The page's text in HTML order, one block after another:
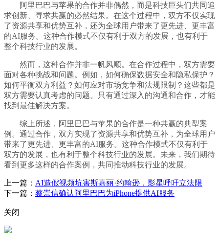
阿里巴巴与苹果的合作并非偶然，而是科技巨头们共同追
求创新、寻求共赢的必然结果。在这个过程中，双方不仅实现
了资源共享和优势互补，还为全球用户带来了更先进、更丰富
的AI服务。这种合作模式不仅有利于双方的发展，也有利于
整个科技行业的发展。
然而，这种合作并非一帆风顺。在合作过程中，双方需要
面对各种挑战和问题。例如，如何确保数据安全和隐私保护？
如何平衡双方利益？如何应对市场竞争和法规限制？这些都是
双方需要认真考虑的问题。只有通过深入的沟通和合作，才能
找到最佳解决方案。
综上所述，阿里巴巴与苹果的合作是一种共赢的典型案
例。通过合作，双方实现了资源共享和优势互补，为全球用户
带来了更先进、更丰富的AI服务。这种合作模式不仅有利于
双方的发展，也有利于整个科技行业的发展。未来，我们期待
看到更多这样的合作案例，共同推动科技行业的发展。
上一篇： AI造假视频坑害斯嘉丽·约翰逊，影星呼吁立法限
下一篇： 蔡崇信确认阿里巴巴为iPhone提供AI服务
关闭